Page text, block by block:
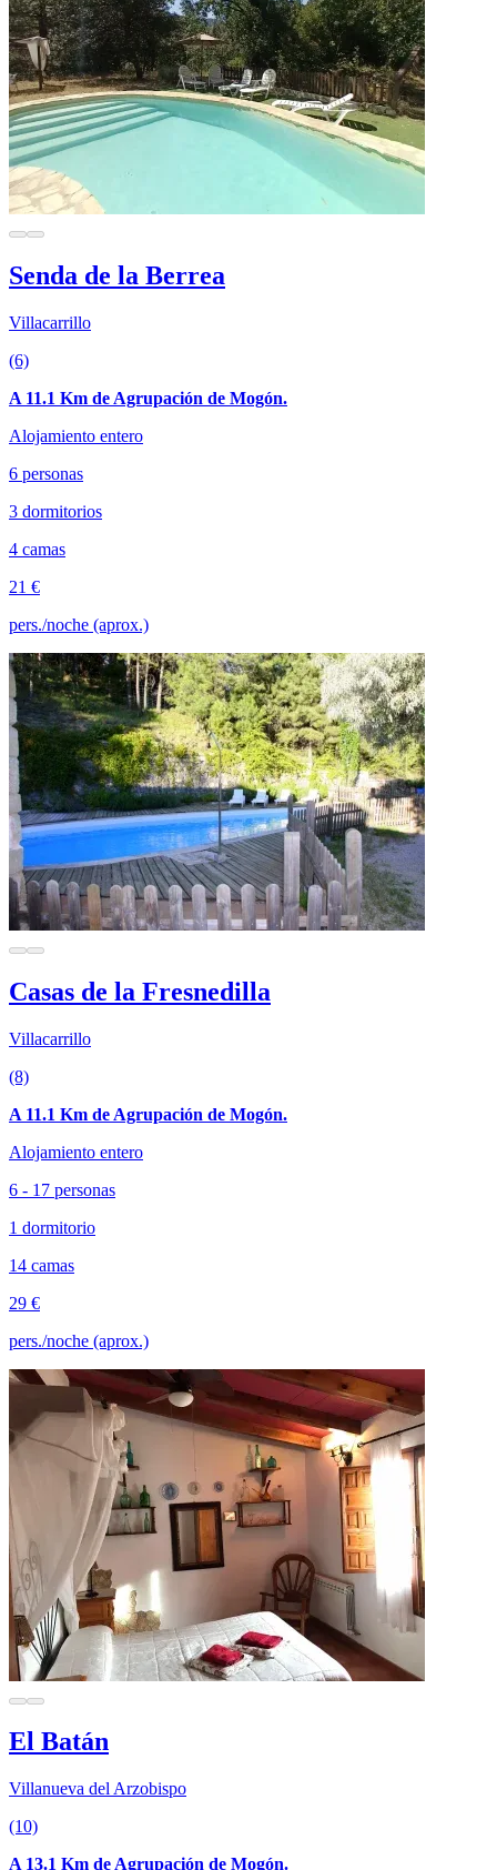
Senda de la Berrea
Villacarrillo
(6)
A 11.1 Km de Agrupación de Mogón.
Alojamiento entero
6 personas
3 dormitorios
4 camas
21 €
pers./noche (aprox.)
Casas de la Fresnedilla
Villacarrillo
(8)
A 11.1 Km de Agrupación de Mogón.
Alojamiento entero
6 - 17 personas
1 dormitorio
14 camas
29 €
pers./noche (aprox.)
El Batán
Villanueva del Arzobispo
(10)
A 13.1 Km de Agrupación de Mogón.